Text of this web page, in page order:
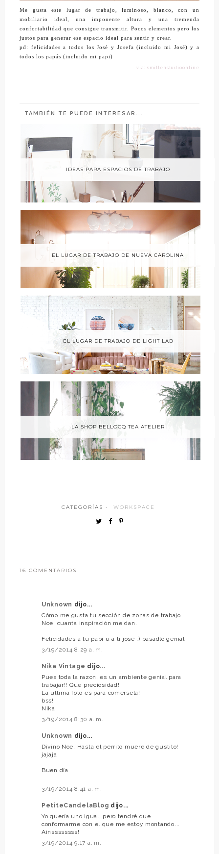
Me gusta este lugar de trabajo, luminoso, blanco, con un
mobiliario ideal, una imponente altura y una tremenda
confortabilidad que consigue transmitir. Pocos elementos pero los
justos para generar ese espacio ideal para sentir y crear.
pd: felicidades a todos los José y Josefa (incluido mi José) y a
todos los papás (incluido mi papi)
vía: smittenstudioonline
TAMBIÉN TE PUEDE INTERESAR...
IDEAS PARA ESPACIOS DE TRABAJO
EL LUGAR DE TRABAJO DE NUEVA CAROLINA
EL LUGAR DE TRABAJO DE LIGHT LAB
LA SHOP BELLOCQ TEA ATELIER
CATEGORÍAS · WORKSPACE
16 COMENTARIOS
Unknown dijo...
Cómo me gusta tu sección de zonas de trabajo
Noe, cuanta inspiración me dan.
Felicidades a tu papi u a ti josé :) pasadlo genial
3/19/2014 8:29 a. m.
Nika Vintage dijo...
Pues toda la razon, es un ambiente genial para
trabajar!! Que preciosidad!
La ultima foto es para comersela!
bss!
Nika
3/19/2014 8:30 a. m.
Unknown dijo...
Divino Noe. Hasta el perrito muere de gustito!
jajaja
Buen día
3/19/2014 8:41 a. m.
PetiteCandelaBlog dijo...
Yo quería uno igual, pero tendré que
conformarme con el que me estoy montando...
Ainssssssss!
3/19/2014 9:17 a. m.